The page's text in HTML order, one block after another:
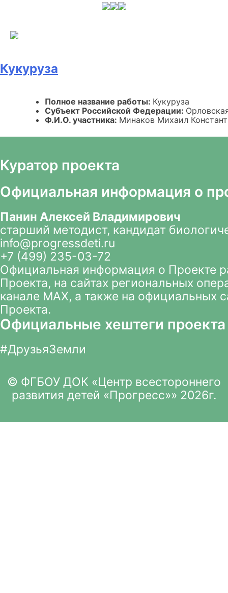
Кукуруза
Полное название работы: Кукуруза
Субъект Российской Федерации:
Ф.И.О. участника: Минаков Михаил
Куратор проекта
Официальная информация о
Панин Алексей Владимирович
старший методист, кандидат
info@progressdeti.ru
+7 (499) 235-03-72
Официальная информация о Проекте
Проекта, на сайтах региональных
канале MAX, а также на официальных
Проекта.
Официальные хештеги проекта
#ДрузьяЗемли
© ФГБОУ ДОК «Центр всестороннего
развития детей «Прогресс»» 2026г.